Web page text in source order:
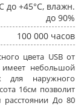
до +45°C, влажн.
до 90%
100 000 часов
цвета USB от
небольшой
для наружного
16см позволит
До 80